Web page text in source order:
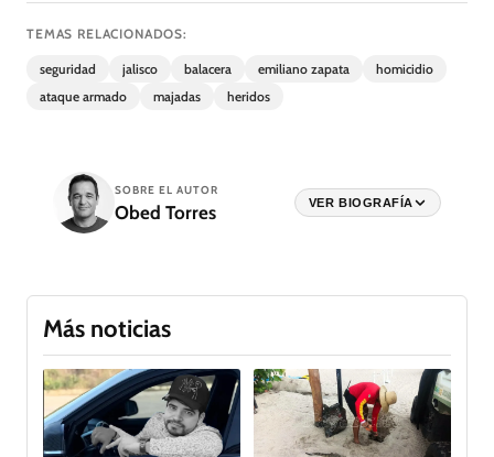
TEMAS RELACIONADOS:
seguridad jalisco balacera emiliano zapata
homicidio
ataque armado
majadas heridos
SOBRE EL AUTOR
Obed Torres VER BIOGRAFÍA
Más noticias